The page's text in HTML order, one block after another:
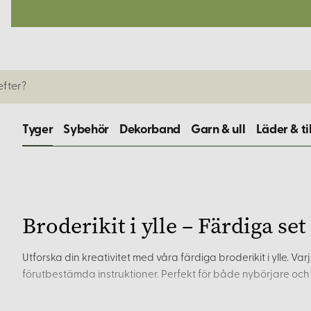
Tyger Sybehör Dekorband Garn & ull Läder &
Broderikit i ylle – Färdiga
Utforska din kreativitet med våra färdiga broderikit i ylle.
förutbestämda instruktioner. Perfekt för både nybörjare